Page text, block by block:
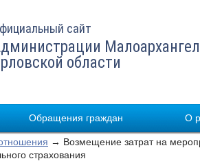
сайт
области
Обращения граждан О
→ Возмещение затрат на
страхования